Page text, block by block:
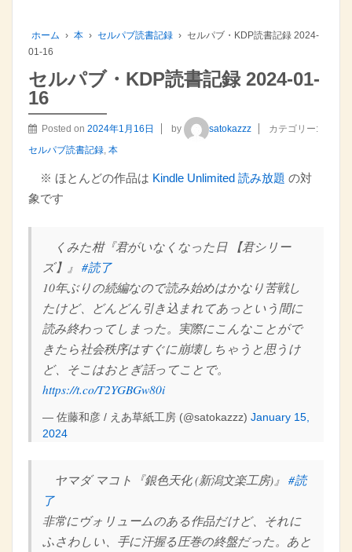
ホーム › 本 › セルパブ読書記録 › セルパブ・KDP読書記録 2024-
01-16
セルパブ・KDP読書記録 2024-01-
16
Posted on 2024年1月16日 by satokazzz
カテゴリー:
セルパブ読書記録, 本
※ ほとんどの作品は Kindle Unlimited 読み放題 の対
象です
くみた柑『君がいなくなった日 【君シリー
ズ】』 #読了
10年ぶりの続編なので読み始めはかなり苦戦し
たけど、どんどん引き込まれてあっという間に
読み終わってしまった。実際にこんなことがで
きたら社会秩序はすぐに崩壊しちゃうと思うけ
ど、そこはおとぎ話ってことで。
https://t.co/T2YGBGw80i
— 佐藤和彦 / えあ草紙工房 (@satokazzz) January 15,
2024
ヤマダ マコト『銀色天化 (新潟文楽工房)』#読
了
非常にヴォリュームのある作品だけど、それに
ふさわしい、手に汗握る圧巻の終盤だった。あと